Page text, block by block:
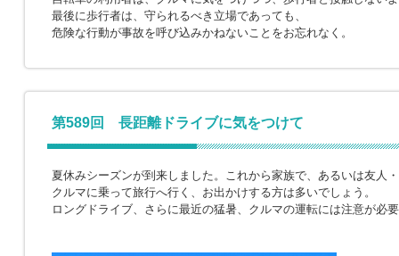
最後に歩行者は、守られるべき立場であっても、
危険な行動が事故を呼び込みかねないことをお忘れなく。
第589回 長距離ドライブに気をつけて
夏休みシーズンが到来しました。これから家族で、あるいは友人
クルマに乗って旅行へ行く、お出かけする方は多いでしょう。
ロングドライブ、さらに最近の猛暑、クルマの運転には注意が必